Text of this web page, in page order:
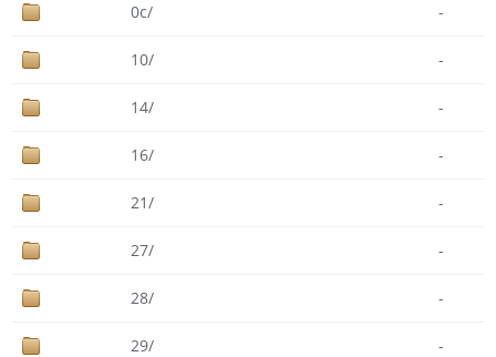
0c/ -
10/ -
14/ -
16/ -
21/ -
27/ -
28/ -
29/ -